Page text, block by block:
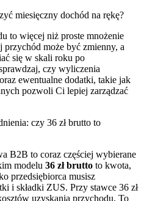
miesięczny dochód na rękę?
to więcej niż proste mnożenie
może być zmienny, a
się w skali roku po
czy wyliczenia
ewentualne dodatki, takie jak
pozwoli Ci lepiej zarządzać
czy 36 zł brutto to
B2B to coraz częściej wybierane
modelu 36 zł brutto to kwota,
przedsiębiorca musisz
i składki ZUS. Przy stawce 36 zł
uzyskania przychodu. To